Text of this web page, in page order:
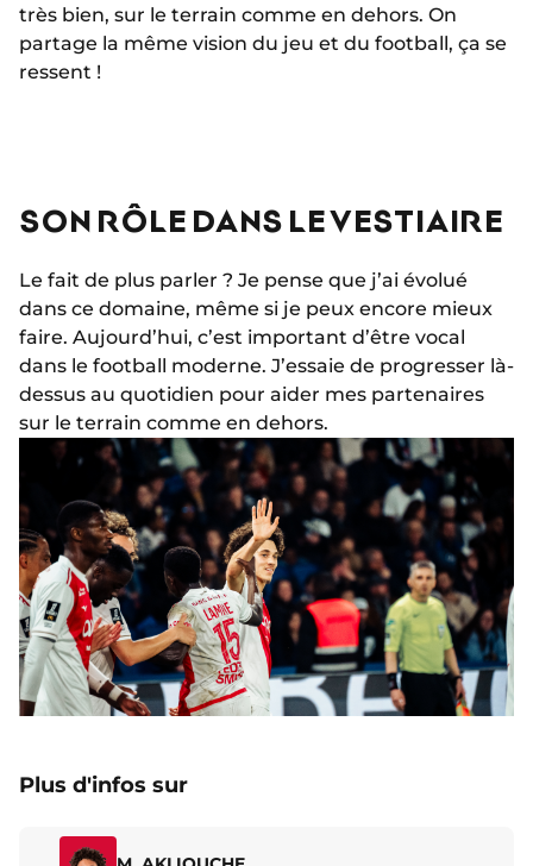
très bien, sur le terrain comme en dehors. On
partage la même vision du jeu et du football, ça se
ressent !
SON RÔLE DANS LE VESTIAIRE
Le fait de plus parler ? Je pense que j’ai évolué
dans ce domaine, même si je peux encore mieux
faire. Aujourd’hui, c’est important d’être vocal
dans le football moderne. J’essaie de progresser là-
dessus au quotidien pour aider mes partenaires
sur le terrain comme en dehors.
Plus d'infos sur